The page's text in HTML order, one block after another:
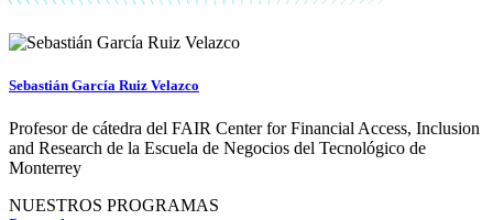
Sebastián García Ruiz Velazco
Profesor de cátedra del FAIR Center for Financial Access, Inclusion
and Research de la Escuela de Negocios del Tecnológico de
Monterrey
NUESTROS PROGRAMAS